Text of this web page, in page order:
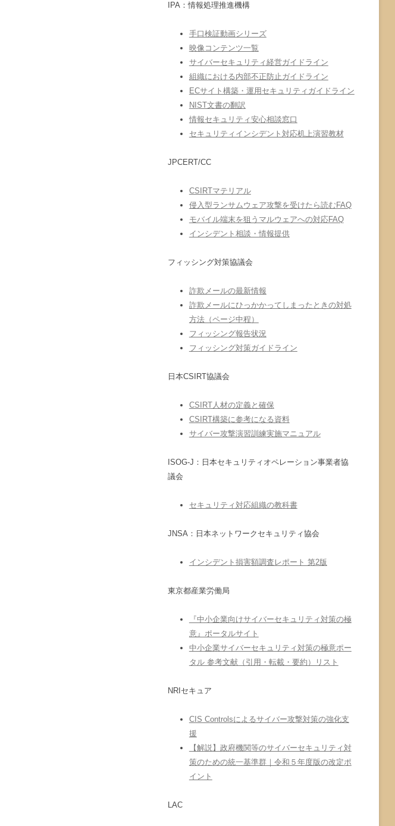
IPA：情報処理推進機構
手口検証動画シリーズ
映像コンテンツ一覧
サイバーセキュリティ経営ガイドライン
組織における内部不正防止ガイドライン
ECサイト構築・運用セキュリティガイドライン
NIST文書の翻訳
情報セキュリティ安心相談窓口
セキュリティインシデント対応机上演習教材
JPCERT/CC
CSIRTマテリアル
侵入型ランサムウェア攻撃を受けたら読むFAQ
モバイル端末を狙うマルウェアへの対応FAQ
インシデント相談・情報提供
フィッシング対策協議会
詐欺メールの最新情報
詐欺メールにひっかかってしまったときの対処
方法（ページ中程）
フィッシング報告状況
フィッシング対策ガイドライン
日本CSIRT協議会
CSIRT人材の定義と確保
CSIRT構築に参考になる資料
サイバー攻撃演習訓練実施マニュアル
ISOG-J：日本セキュリティオペレーション事業者協
議会
セキュリティ対応組織の教科書
JNSA：日本ネットワークセキュリティ協会
インシデント損害額調査レポート 第2版
東京都産業労働局
『中小企業向けサイバーセキュリティ対策の極
意』ポータルサイト
中小企業サイバーセキュリティ対策の極意ポー
タル 参考文献（引用・転載・要約）リスト
NRIセキュア
CIS Controlsによるサイバー攻撃対策の強化支
援
【解説】政府機関等のサイバーセキュリティ対
策のための統一基準群｜令和５年度版の改定ポ
イント
LAC